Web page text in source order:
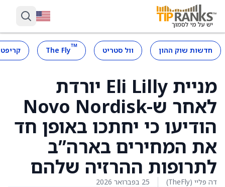
חדשות שוק ההון וול סטריט ™
The Fly
מניית Eli Lilly יורדת
לאחר ש-Novo Nordisk
הודיעו כי יחתכו באופן חד
את המחירים בארה”ב
לתרופות ההרזיה שלהם
דה פליי (TheFly) 25 בפברואר 2026